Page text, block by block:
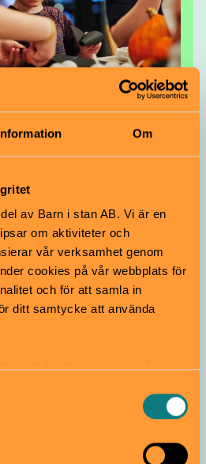
Om
av Barn i stan AB. Vi är en
om aktiviteter och
vår verksamhet genom
cookies på vår webbplats för
och för att samla in
ditt samtycke att använda
för sociala medier. Vi
identifierare och annan
till de sociala medier och
som vi samarbetar med.
museer och
hittar ni allt